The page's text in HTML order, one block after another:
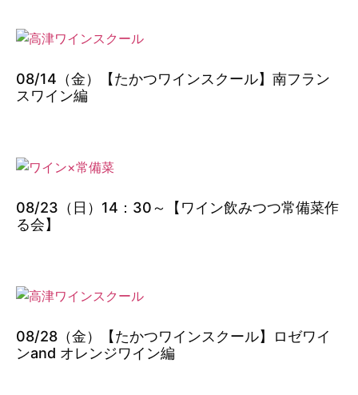
08/14（金）【たかつワインスクール】南フラン
スワイン編
08/23（日）14：30～【ワイン飲みつつ常備菜作
る会】
08/28（金）【たかつワインスクール】ロゼワイ
ンand オレンジワイン編